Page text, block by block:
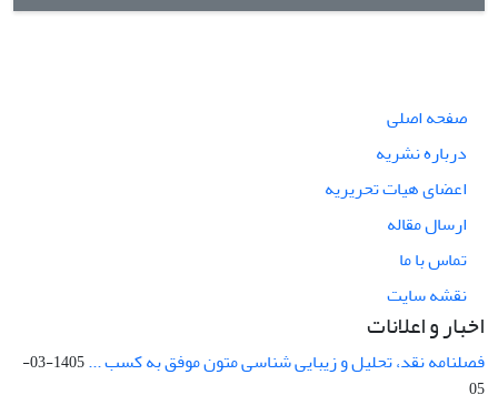
صفحه اصلی
درباره نشریه
اعضای هیات تحریریه
ارسال مقاله
تماس با ما
نقشه سایت
اخبار و اعلانات
فصلنامه نقد، تحلیل و زیبایی شناسی متون موفق به کسب ...
1405-03-
05